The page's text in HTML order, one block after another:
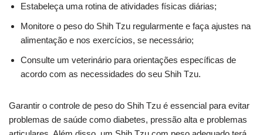
Estabeleça uma rotina de atividades físicas diárias;
Monitore o peso do Shih Tzu regularmente e faça ajustes na
alimentação e nos exercícios, se necessário;
Consulte um veterinário para orientações específicas de
acordo com as necessidades do seu Shih Tzu.
Garantir o controle de peso do Shih Tzu é essencial para evitar
problemas de saúde como diabetes, pressão alta e problemas